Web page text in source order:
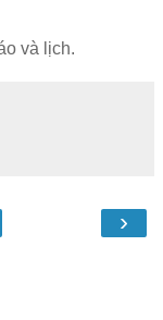
và lịch.
›